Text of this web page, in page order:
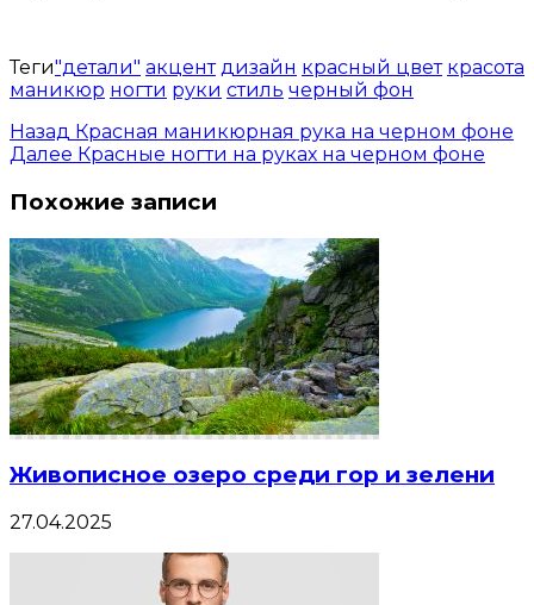
Теги"детали" акцент дизайн красный цвет красота
маникюр ногти руки стиль черный фон
Назад Красная маникюрная рука на черном фоне
Далее Красные ногти на руках на черном фоне
Похожие записи
Живописное озеро среди гор и зелени
27.04.2025